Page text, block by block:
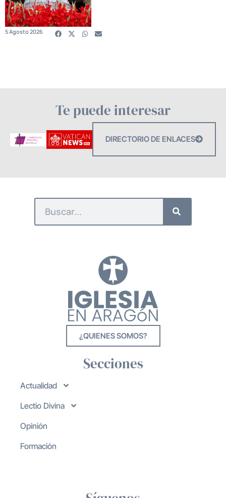
5 Agosto 2026
Te puede interesar
DIRECTORIO DE ENLACES
¿QUIENES SOMOS?
Secciones
Actualidad
Lectio Divina
Opinión
Formación